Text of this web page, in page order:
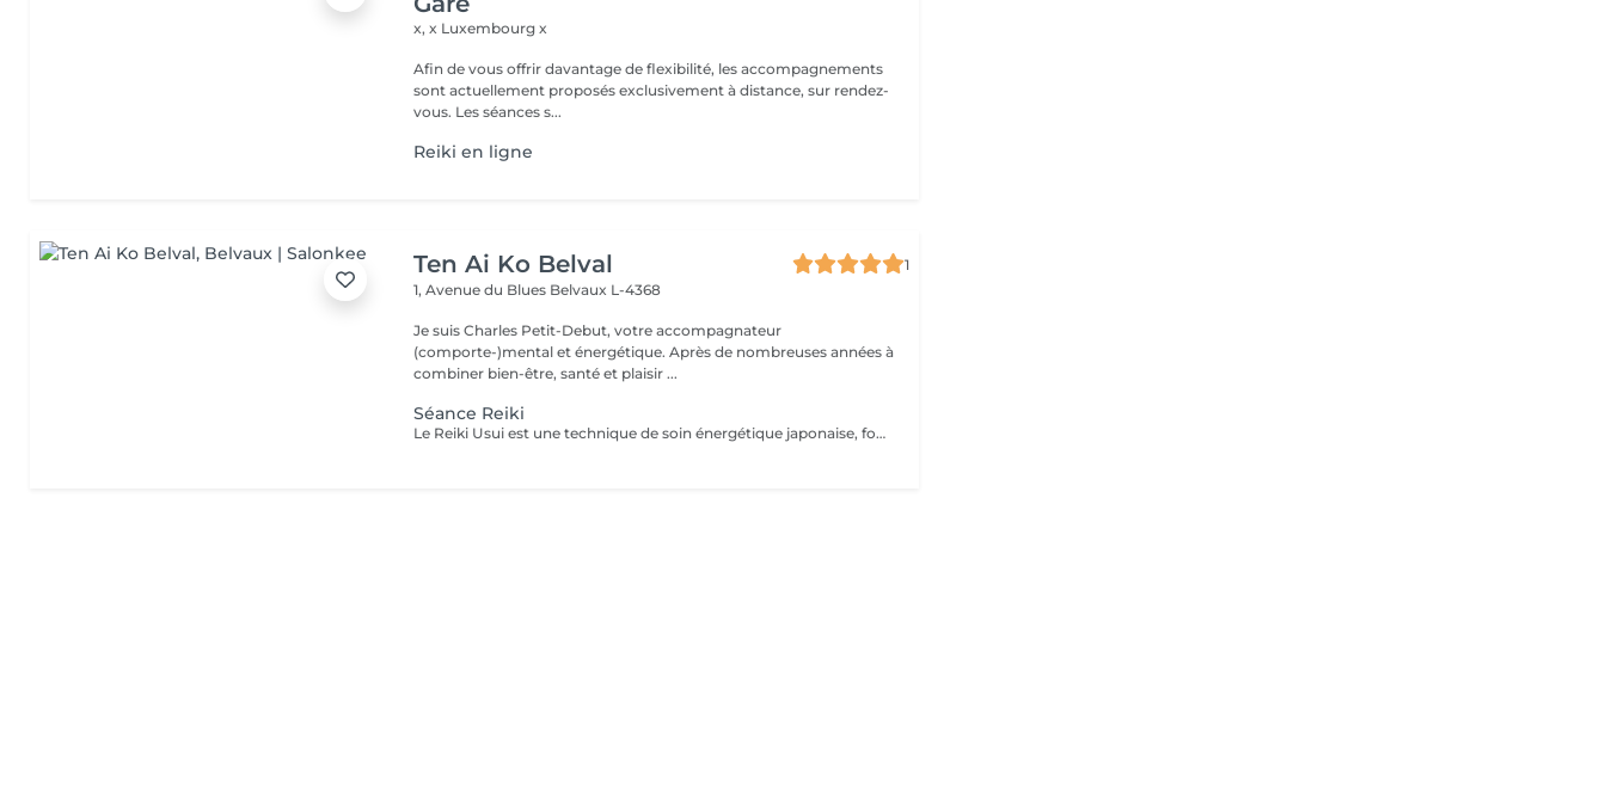
x, x Luxembourg x
Afin de vous offrir davantage de flexibilité, les accompagnements
sont actuellement proposés exclusivement à distance, sur rendez-
vous. Les séances s...
Reiki en ligne
Ten Ai Ko Belval
1
1, Avenue du Blues Belvaux L-4368
Je suis Charles Petit-Debut, votre accompagnateur
(comporte-)mental et énergétique. Après de nombreuses années à
combiner bien-être, santé et plaisir ...
Séance Reiki
Le Reiki Usui est une technique de soin énergétique japonaise, fondée par Mikao Usui au début du XXème siècle. Elle repose sur le principe de transmission de l'énergie universelle par imposition des mains pour favoriser la guérison et le bien-être. Les bienfaits du Reiki incluent l'harmonisation du corps et de l'esprit, la réduction du stress et la promotion de la relaxation pour une amélioration de la qualité du sommeil, le renforcement du système immunitaire et l'équilibrage des émotions. Le Reiki peut être utilisé pour soulager une douleur ponctuelle ou pour accompagner un traitement plus lourd.